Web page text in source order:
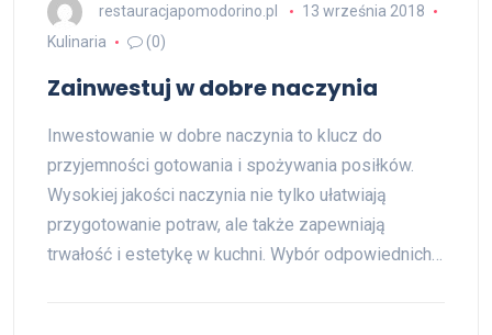
restauracjapomodorino.pl
13 września 2018
Kulinaria
(0)
Zainwestuj w dobre naczynia
Inwestowanie w dobre naczynia to klucz do
przyjemności gotowania i spożywania posiłków.
Wysokiej jakości naczynia nie tylko ułatwiają
przygotowanie potraw, ale także zapewniają
trwałość i estetykę w kuchni. Wybór odpowiednich…